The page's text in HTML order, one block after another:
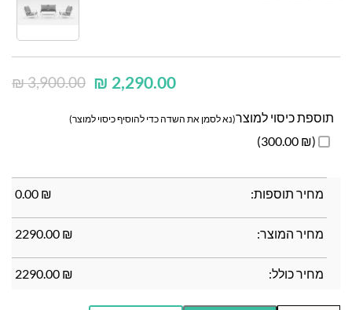
₪3,900.00 ₪ 2,290.00
תוספת כיסוי למוצר(נא לסמן את השדה כדי להוסיף כיסוי למוצר)
(₪ 300.00)
מחיר תוספות: ₪
0.00
מחיר המוצר: ₪
2290.00
מחיר כולל: ₪
2290.00